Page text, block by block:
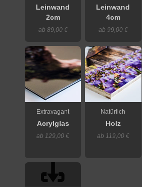
Leinwand
2cm
ab 89,00 €
Leinwand
4cm
ab 99,00 €
Extravagant
Acrylglas
ab 129,00 €
Natürlich
Holz
ab 119,00 €